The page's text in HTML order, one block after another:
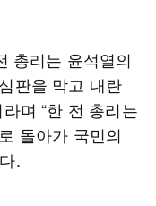
총리는 윤석열의
판을 막고 내란
며 “한 전 총리는
돌아가 국민의
.